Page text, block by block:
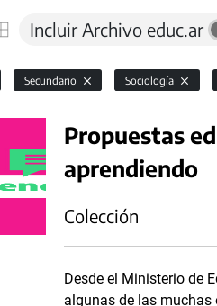
Incluir Archivo educ.ar
Secundario Sociología
Propuestas
aprendiendo
Colección
Desde el Ministerio de
algunas de las muchas